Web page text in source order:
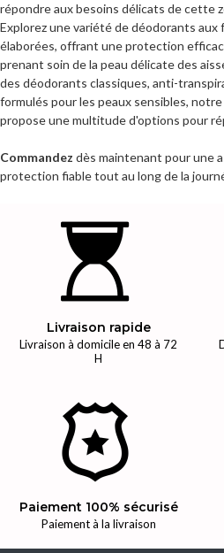
répondre aux besoins délicats de cette
Explorez une variété de déodorants
élaborées, offrant une protection
prenant soin de la peau délicate des
des déodorants classiques, anti-
formulés pour les peaux sensibles,
propose une multitude d'options pour
Commandez dès maintenant pour une
protection fiable tout au long de la
Livraison rapide
Livraison à domicile en 48 à 72
H
Paiement 100% sécurisé
Paiement à la livraison